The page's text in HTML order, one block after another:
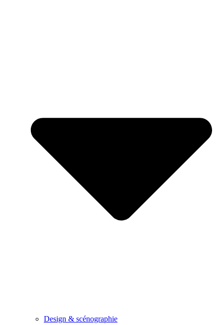
Design & scénographie